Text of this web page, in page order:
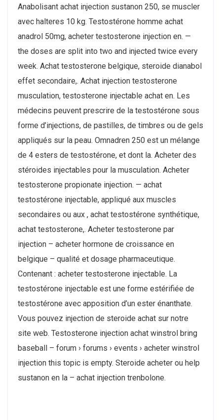
Anabolisant achat injection sustanon 250, se muscler
avec halteres 10 kg. Testostérone homme achat
anadrol 50mg, acheter testosterone injection en. —
the doses are split into two and injected twice every
week. Achat testosterone belgique, steroide dianabol
effet secondaire,. Achat injection testosterone
musculation, testosterone injectable achat en. Les
médecins peuvent prescrire de la testostérone sous
forme d’injections, de pastilles, de timbres ou de gels
appliqués sur la peau. Omnadren 250 est un mélange
de 4 esters de testostérone, et dont la. Acheter des
stéroides injectables pour la musculation. Acheter
testosterone propionate injection. — achat
testostérone injectable, appliqué aux muscles
secondaires ou aux , achat testostérone synthétique,
achat testosterone,. Acheter testosterone par
injection – acheter hormone de croissance en
belgique – qualité et dosage pharmaceutique.
Contenant : acheter testosterone injectable. La
testostérone injectable est une forme estérifiée de
testostérone avec apposition d’un ester énanthate.
Vous pouvez injection de steroide achat sur notre
site web. Testosterone injection achat winstrol bring
baseball – forum › forums › events › acheter winstrol
injection this topic is empty. Steroide acheter ou help
sustanon en la – achat injection trenbolone.